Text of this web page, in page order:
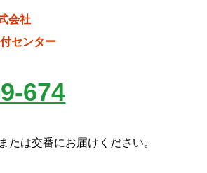
会社
センター
674
たは交番にお届けください。